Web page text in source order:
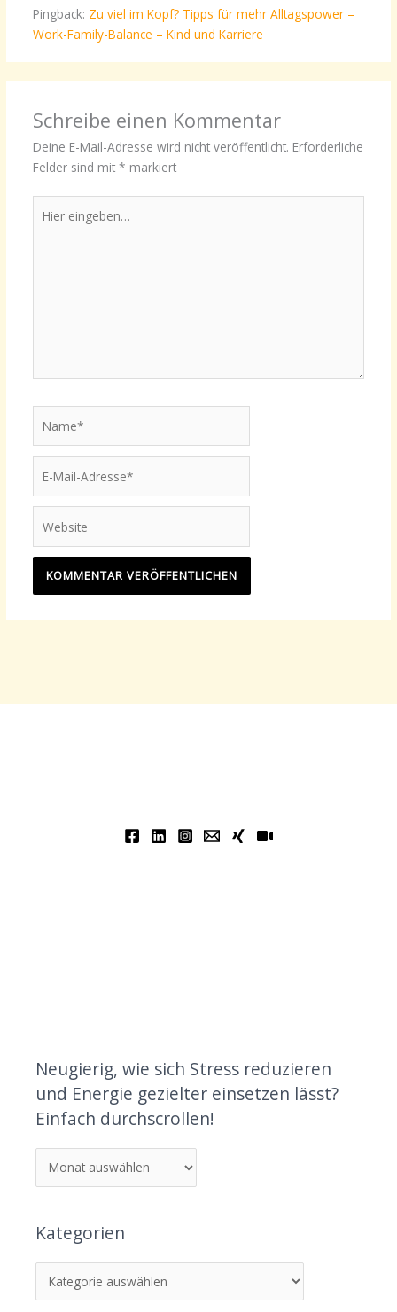
Pingback: Zu viel im Kopf? Tipps für mehr Alltagspower –
Work-Family-Balance – Kind und Karriere
Schreibe einen Kommentar
Deine E-Mail-Adresse wird nicht veröffentlicht. Erforderliche
Felder sind mit * markiert
eingeben…
Mail-
Adresse*
Neugierig, wie sich Stress reduzieren
und Energie gezielter einsetzen lässt?
Einfach durchscrollen!
Kategorien